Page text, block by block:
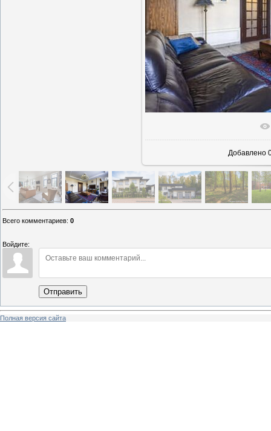
В
Добавлено
Всего комментариев: 0
Войдите:
Отправить
Полная версия сайта